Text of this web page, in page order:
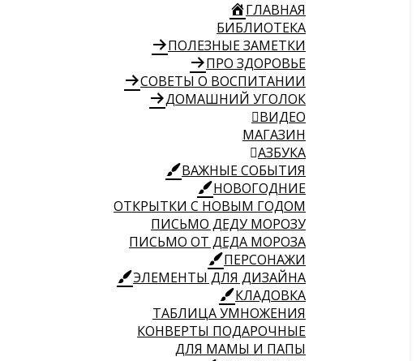
ГЛАВНАЯ
БИБЛИОТЕКА
ПОЛЕЗНЫЕ ЗАМЕТКИ
ПРО ЗДОРОВЬЕ
СОВЕТЫ О ВОСПИТАНИИ
ДОМАШНИЙ УГОЛОК
ВИДЕО
МАГАЗИН
АЗБУКА
ВАЖНЫЕ СОБЫТИЯ
НОВОГОДНИЕ
ОТКРЫТКИ С НОВЫМ ГОДОМ
ПИСЬМО ДЕДУ МОРОЗУ
ПИСЬМО ОТ ДЕДА МОРОЗА
ПЕРСОНАЖИ
ЭЛЕМЕНТЫ ДЛЯ ДИЗАЙНА
КЛАДОВКА
ТАБЛИЦА УМНОЖЕНИЯ
КОНВЕРТЫ ПОДАРОЧНЫЕ
ДЛЯ МАМЫ И ПАПЫ